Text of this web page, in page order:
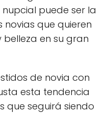
puede ser la
que quieren
en su gran
de novia con
esta tendencia
que seguirá siendo